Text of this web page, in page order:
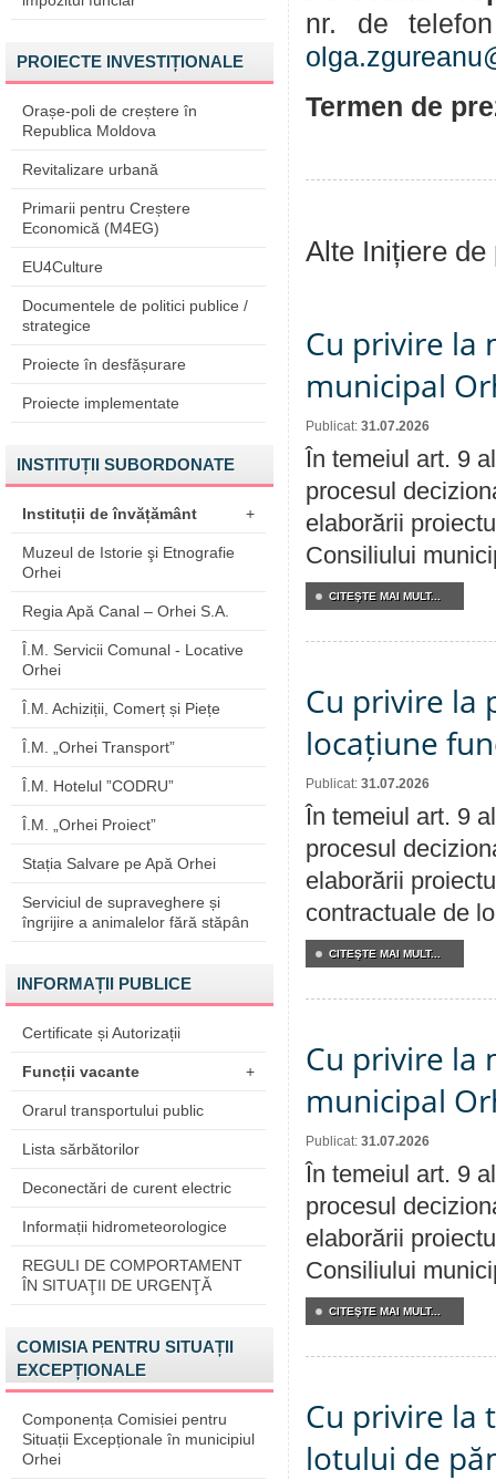
PROIECTE INVESTIȚIONALE
Orașe-poli de creștere în
Republica Moldova
Revitalizare urbană
Primarii pentru Creștere
Economică (M4EG)
EU4Culture
Documentele de politici publice /
strategice
Proiecte în desfășurare
Proiecte implementate
INSTITUȚII SUBORDONATE
Instituții de învățământ +
Muzeul de Istorie şi Etnografie
Orhei
Regia Apă Canal – Orhei S.A.
Î.M. Servicii Comunal - Locative
Orhei
Î.M. Achiziții, Comerț și Piețe
Î.M. „Orhei Transport”
Î.M. Hotelul ”CODRU”
Î.M. „Orhei Proiect”
Stația Salvare pe Apă Orhei
Serviciul de supraveghere și
îngrijire a animalelor fără stăpân
INFORMAȚII PUBLICE
Certificate și Autorizații
Funcții vacante +
Orarul transportului public
Lista sărbătorilor
Deconectări de curent electric
Informații hidrometeorologice
REGULI DE COMPORTAMENT
ÎN SITUAŢII DE URGENŢĂ
COMISIA PENTRU SITUAȚII
EXCEPȚIONALE
Componența Comisiei pentru
Situații Excepționale în municipiul
Orhei
nr. de
Termen de
Alte Inițiere de
Cu privire la
municipal
Publicat: 31.07.2026
În temeiul art. 9
procesul
elaborării
Consiliului
CITEŞTE MAI MULT...
Cu privire la
locațiune
Publicat: 31.07.2026
În temeiul art. 9
procesul
elaborării
contractuale de
CITEŞTE MAI MULT...
Cu privire la
municipal
Publicat: 31.07.2026
În temeiul art. 9
procesul
elaborării
Consiliului
CITEŞTE MAI MULT...
Cu privire la
lotului de